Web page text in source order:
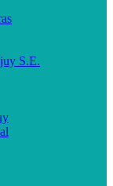
S.E.